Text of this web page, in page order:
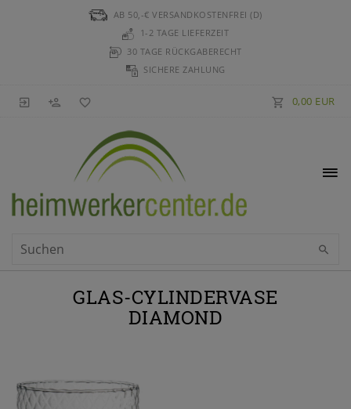
AB 50,-€ VERSANDKOSTENFREI (D)
1-2 TAGE LIEFERZEIT
30 TAGE RÜCKGABERECHT
SICHERE ZAHLUNG
0,00 EUR
GLAS-CYLINDERVASE
DIAMOND